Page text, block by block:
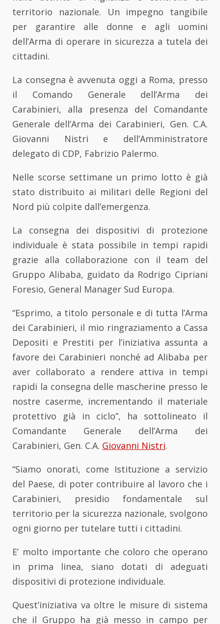
territorio nazionale. Un impegno tangibile
per garantire alle donne e agli uomini
dell’Arma di operare in sicurezza a tutela dei
cittadini.
La consegna è avvenuta oggi a Roma, presso
il Comando Generale dell’Arma dei
Carabinieri, alla presenza del Comandante
Generale dell’Arma dei Carabinieri, Gen. C.A.
Giovanni Nistri e dell’Amministratore
delegato di CDP, Fabrizio Palermo.
Nelle scorse settimane un primo lotto è già
stato distribuito ai militari delle Regioni del
Nord più colpite dall’emergenza.
La consegna dei dispositivi di protezione
individuale è stata possibile in tempi rapidi
grazie alla collaborazione con il team del
Gruppo Alibaba, guidato da Rodrigo Cipriani
Foresio, General Manager Sud Europa.
“Esprimo, a titolo personale e di tutta l’Arma
dei Carabinieri, il mio ringraziamento a Cassa
Depositi e Prestiti per l’iniziativa assunta a
favore dei Carabinieri nonché ad Alibaba per
aver collaborato a rendere attiva in tempi
rapidi la consegna delle mascherine presso le
nostre caserme, incrementando il materiale
protettivo già in ciclo”, ha sottolineato il
Comandante Generale dell’Arma dei
Carabinieri, Gen. C.A. Giovanni Nistri.
“Siamo onorati, come Istituzione a servizio
del Paese, di poter contribuire al lavoro che i
Carabinieri, presidio fondamentale sul
territorio per la sicurezza nazionale, svolgono
ogni giorno per tutelare tutti i cittadini.
E’ molto importante che coloro che operano
in prima linea, siano dotati di adeguati
dispositivi di protezione individuale.
Quest’iniziativa va oltre le misure di sistema
che il Gruppo ha già messo in campo per